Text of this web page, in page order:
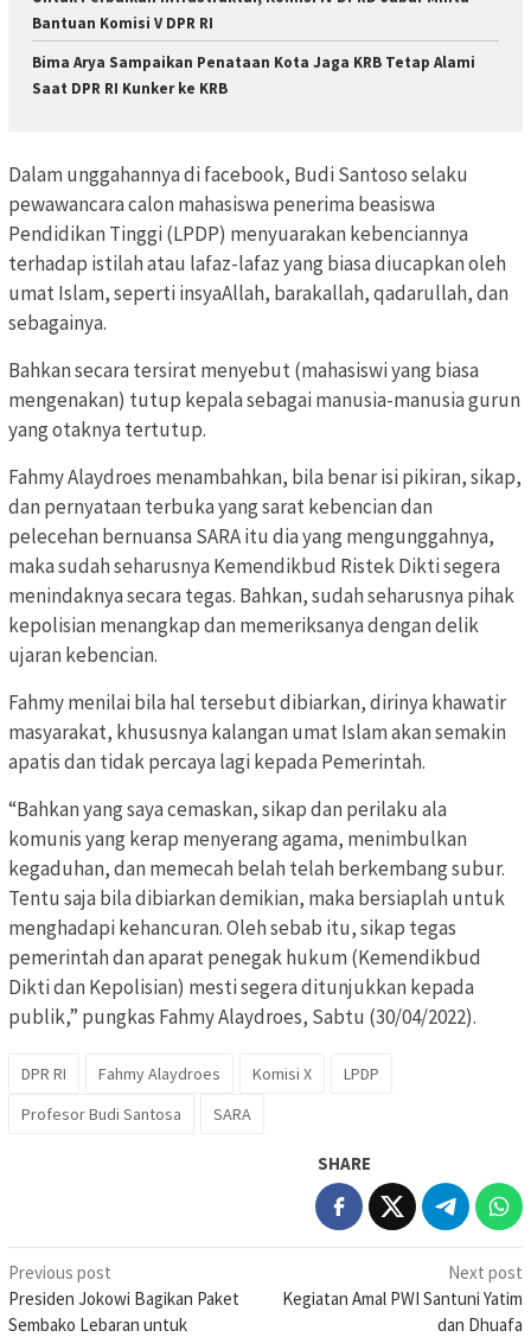
Bantuan Komisi V DPR RI
Bima Arya Sampaikan Penataan Kota Jaga KRB Tetap Alami
Saat DPR RI Kunker ke KRB
Dalam unggahannya di facebook, Budi Santoso selaku
pewawancara calon mahasiswa penerima beasiswa
Pendidikan Tinggi (LPDP) menyuarakan kebenciannya
terhadap istilah atau lafaz-lafaz yang biasa diucapkan oleh
umat Islam, seperti insyaAllah, barakallah, qadarullah, dan
sebagainya.
Bahkan secara tersirat menyebut (mahasiswi yang biasa
mengenakan) tutup kepala sebagai manusia-manusia gurun
yang otaknya tertutup.
Fahmy Alaydroes menambahkan, bila benar isi pikiran, sikap,
dan pernyataan terbuka yang sarat kebencian dan
pelecehan bernuansa SARA itu dia yang mengunggahnya,
maka sudah seharusnya Kemendikbud Ristek Dikti segera
menindaknya secara tegas. Bahkan, sudah seharusnya pihak
kepolisian menangkap dan memeriksanya dengan delik
ujaran kebencian.
Fahmy menilai bila hal tersebut dibiarkan, dirinya khawatir
masyarakat, khususnya kalangan umat Islam akan semakin
apatis dan tidak percaya lagi kepada Pemerintah.
“Bahkan yang saya cemaskan, sikap dan perilaku ala
komunis yang kerap menyerang agama, menimbulkan
kegaduhan, dan memecah belah telah berkembang subur.
Tentu saja bila dibiarkan demikian, maka bersiaplah untuk
menghadapi kehancuran. Oleh sebab itu, sikap tegas
pemerintah dan aparat penegak hukum (Kemendikbud
Dikti dan Kepolisian) mesti segera ditunjukkan kepada
publik,” pungkas Fahmy Alaydroes, Sabtu (30/04/2022).
DPR RI Fahmy Alaydroes Komisi X
LPDP
Profesor Budi Santosa
SARA
SHARE
Post
navigation
Previous post
Presiden Jokowi Bagikan Paket
Sembako Lebaran untuk
Next post
Kegiatan Amal PWI Santuni Yatim
dan Dhuafa